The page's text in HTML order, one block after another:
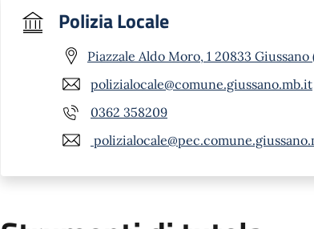
Polizia Locale
Piazzale Aldo Moro, 1 20833 Giussano
polizialocale@comune.giussano.mb.it
0362 358209